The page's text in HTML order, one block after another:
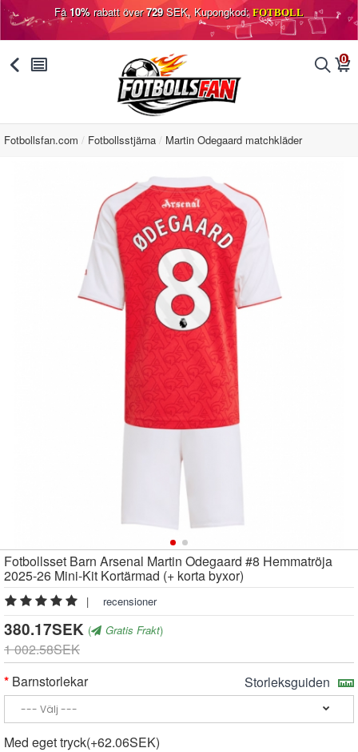
Få10%rabatt över729SEK, Kupongkod: FOTBOLL
󰅯 󰂩 󰂨 0
󰃦
Fotbollsfan.com Fotbollsstjärna Martin Odegaard matchkläder
Fotbollsset Barn Arsenal Martin Odegaard #8 Hemmatröja
2025-26 Mini-Kit Kortärmad (+ korta byxor)
| recensioner
380.17SEK ( Gratis Frakt)
1 002.58SEK
Barnstorlekar
Storleksguiden
Med eget tryck(+62.06SEK)